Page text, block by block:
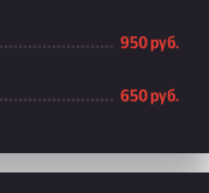
950 руб.
650 руб.